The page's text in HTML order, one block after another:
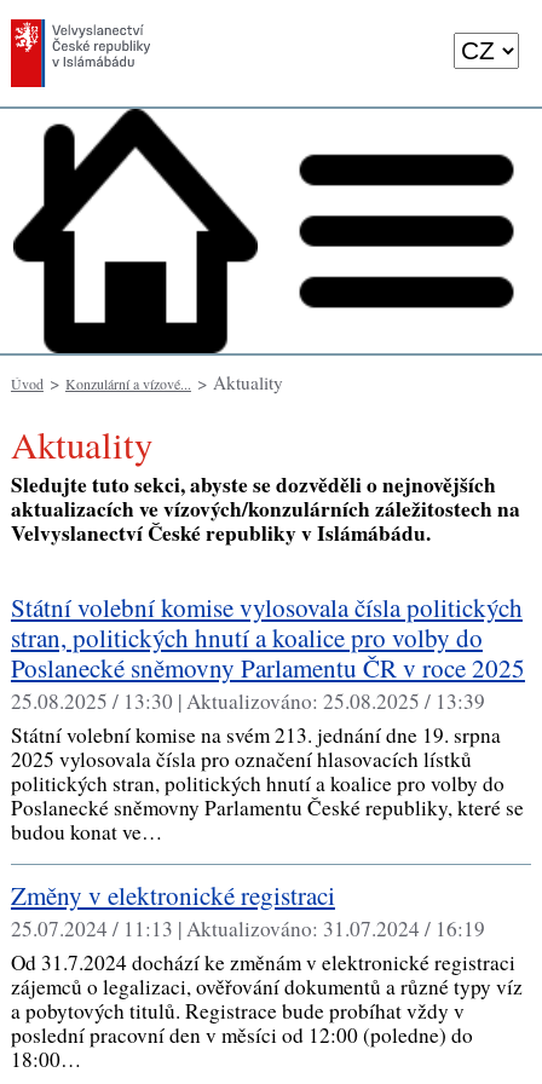
Úvod> Konzulární a vízové... > Aktuality
Aktuality
Sledujte tuto sekci, abyste se dozvěděli o nejnovějších
aktualizacích ve vízových/konzulárních záležitostech na
Velvyslanectví České republiky v Islámábádu.
Státní volební komise vylosovala čísla politických
stran, politických hnutí a koalice pro volby do
Poslanecké sněmovny Parlamentu ČR v roce 2025
25.08.2025 / 13:30 |Aktualizováno: 25.08.2025 / 13:39
Státní volební komise na svém 213. jednání dne 19. srpna
2025 vylosovala čísla pro označení hlasovacích lístků
politických stran, politických hnutí a koalice pro volby do
Poslanecké sněmovny Parlamentu České republiky, které se
budou konat ve…
​Změny v elektronické registraci
25.07.2024 / 11:13 |Aktualizováno: 31.07.2024 / 16:19
Od 31.7.2024 dochází ke změnám v elektronické registraci
zájemců o legalizaci, ověřování dokumentů a různé typy víz
a pobytových titulů. Registrace bude probíhat vždy v
poslední pracovní den v měsíci od 12:00 (poledne) do
18:00…